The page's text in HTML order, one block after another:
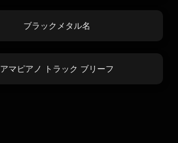
ブラックメタル名
アマピアノ トラック ブリーフ